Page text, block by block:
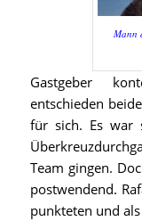
Mann
Gastgeber
entschieden
für sich. Es war
Team gingen.
postwendend.
punkteten und